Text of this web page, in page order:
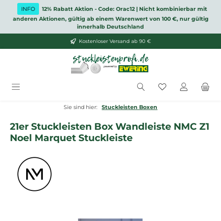
Zum Hauptinhalt springen
INFO
12% Rabatt Aktion - Code: Orac12 | Nicht kombinierbar mit
anderen Aktionen, gültig ab einem Warenwert von 100 €, nur gültig
innerhalb Deutschland
Kostenloser Versand ab 90 €
Du hast 0
Sie sind hier: Stuckleisten Boxen
21er Stuckleisten Box Wandleiste NMC Z1
Noel Marquet Stuckleiste